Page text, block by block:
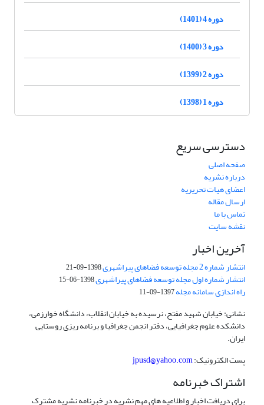
دوره 4 (1401)
دوره 3 (1400)
دوره 2 (1399)
دوره 1 (1398)
دسترسی سریع
صفحه اصلی
درباره نشریه
اعضای هیات تحریریه
ارسال مقاله
تماس با ما
نقشه سایت
آخرین اخبار
انتشار شماره 2 مجله توسعه فضاهای پیراشهری 1398-09-21
انتشار شماره اول مجله توسعه فضاهای پیراشهری1398-06-15
راه اندازی سامانه مجله1397-09-11
نشانی: خیابان شهید مفتح، نرسیده به خیابان انقلاب، دانشگاه خوارزمی،
دانشکده علوم جغرافیایی، دفتر انجمن جغرافیا و برنامه ریزی روستایی
ایران.
پست الکترونیک:jpusd@yahoo.com
اشتراک خبرنامه
برای دریافت اخبار و اطلاعیه های مهم نشریه در خبرنامه نشریه مشترک